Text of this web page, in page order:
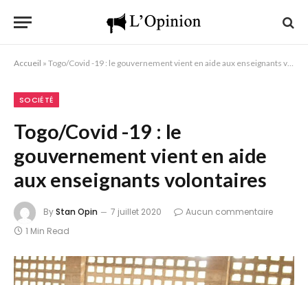
Accueil » Togo/Covid -19 : le gouvernement vient en aide aux enseignants volontaires
SOCIÉTÉ
Togo/Covid -19 : le
gouvernement vient en aide
aux enseignants volontaires
ByStan Opin 7 juillet 2020
Aucun commentaire
1 Min Read